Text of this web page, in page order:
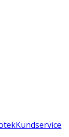
Kundservice